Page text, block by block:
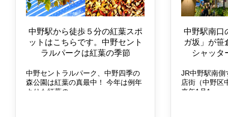
中野駅から徒歩５分の紅葉スポ
ットはこちらです。中野セント
ラルパークは紅葉の季節
中野セントラルパーク、中野四季の
森公園は紅葉の真最中！ 今年は例年
よりも紅葉の…
中野駅南口
ガ坂」が笹
シャッタ
JR中野駅南側
店街（中野区
来年1月1…